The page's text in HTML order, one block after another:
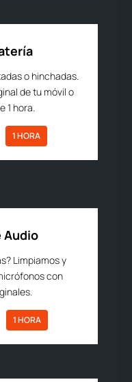
o hinchadas.
de tu móvil o
1 hora.
1 HORA
Audio
Limpiamos y
con
1 HORA